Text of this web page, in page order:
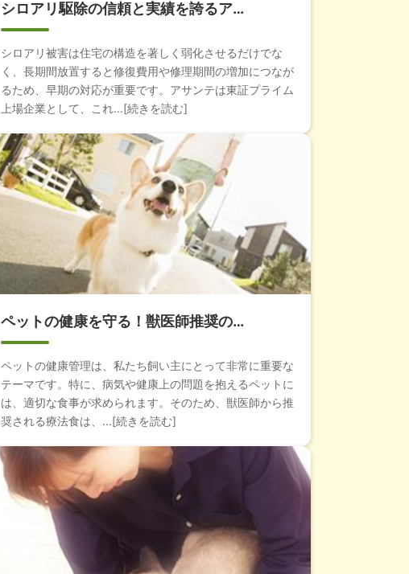
シロアリ駆除の信頼と実績を誇るア…
シロアリ被害は住宅の構造を著しく弱化させるだけでな
く、長期間放置すると修復費用や修理期間の増加につなが
るため、早期の対応が重要です。アサンテは東証プライム
上場企業として、これ...[続きを読む]
ペットの健康を守る！獣医師推奨の…
ペットの健康管理は、私たち飼い主にとって非常に重要な
テーマです。特に、病気や健康上の問題を抱えるペットに
は、適切な食事が求められます。そのため、獣医師から推
奨される療法食は、...[続きを読む]